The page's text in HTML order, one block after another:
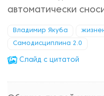
автоматически
Владимир Якуба
Самодисциплина 2.0
Cлайд с цитатой